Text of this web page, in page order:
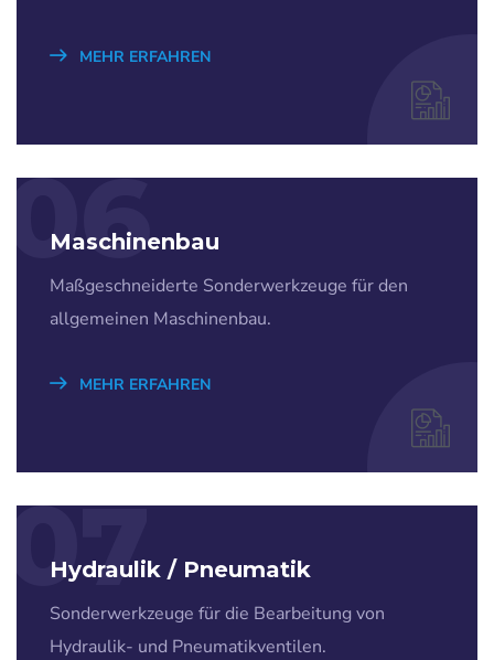
MEHR ERFAHREN
06
Maschinenbau
Maßgeschneiderte Sonderwerkzeuge für den
allgemeinen Maschinenbau.
MEHR ERFAHREN
07
Hydraulik / Pneumatik
Sonderwerkzeuge für die Bearbeitung von
Hydraulik- und Pneumatikventilen.